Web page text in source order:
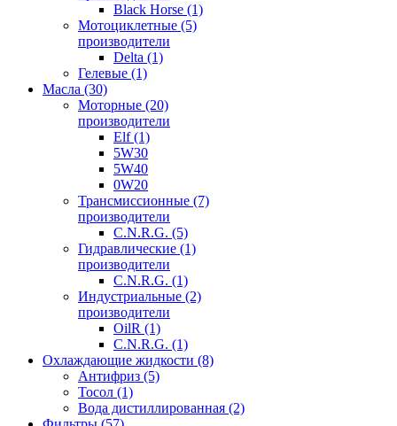
Black Horse (1)
Мотоциклетные (5)
производители
Delta (1)
Гелевые (1)
Масла (30)
Моторные (20)
производители
Elf (1)
5W30
5W40
0W20
Трансмиссионные (7)
производители
C.N.R.G. (5)
Гидравлические (1)
производители
C.N.R.G. (1)
Индустриальные (2)
производители
OilR (1)
C.N.R.G. (1)
Охлаждающие жидкости (8)
Антифриз (5)
Тосол (1)
Вода дистиллированная (2)